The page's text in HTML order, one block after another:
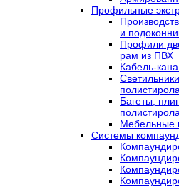
Профильные
и
Профили
рам из ПВХ
Кабель-
Багеты,
полистирола
Мебельные
Системы